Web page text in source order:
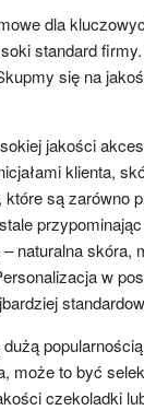
dla
standard
się na
jakości
klienta,
są zarówno
naturalna skóra,
w
może to być
czekoladki